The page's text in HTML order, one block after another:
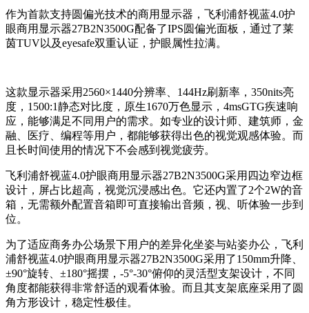
作为首款支持圆偏光技术的商用显示器，飞利浦舒视蓝4.0护
眼商用显示器27B2N3500G配备了IPS圆偏光面板，通过了莱
茵TUV以及eyesafe双重认证，护眼属性拉满。
这款显示器采用2560×1440分辨率、144Hz刷新率，350nits亮
度，1500:1静态对比度，原生1670万色显示，4msGTG疾速响
应，能够满足不同用户的需求。如专业的设计师、建筑师，金
融、医疗、编程等用户，都能够获得出色的视觉观感体验。而
且长时间使用的情况下不会感到视觉疲劳。
飞利浦舒视蓝4.0护眼商用显示器27B2N3500G采用四边窄边框
设计，屏占比超高，视觉沉浸感出色。它还内置了2个2W的音
箱，无需额外配置音箱即可直接输出音频，视、听体验一步到
位。
为了适应商务办公场景下用户的差异化坐姿与站姿办公，飞利
浦舒视蓝4.0护眼商用显示器27B2N3500G采用了150mm升降、
±90°旋转、±180°摇摆，-5°-30°俯仰的灵活型支架设计，不同
角度都能获得非常舒适的观看体验。而且其支架底座采用了圆
角方形设计，稳定性极佳。